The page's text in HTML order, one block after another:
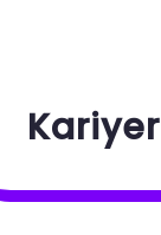
Kariyer